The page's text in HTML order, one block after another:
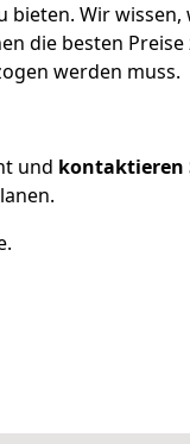
bieten. Wir wissen,
die besten Preise
werden muss.
und kontaktieren